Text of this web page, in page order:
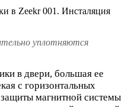
уплотняются
в двери, большая ее
с горизонтальных
магнитной системы